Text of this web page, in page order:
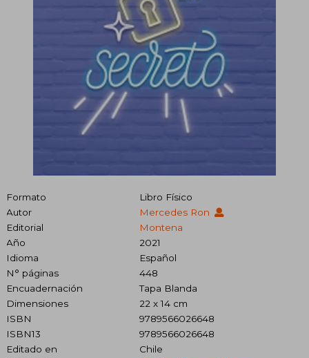
Formato
Libro Físico
Autor
Mercedes Ron
Editorial
Montena
Año
2021
Idioma
Español
N° páginas
448
Encuadernación
Tapa Blanda
Dimensiones
22 x 14 cm
ISBN
9789566026648
ISBN13
9789566026648
Editado en
Chile